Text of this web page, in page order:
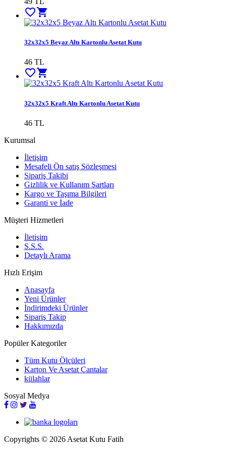
favorite_bordershopping_cart
32x32x5 Beyaz Altı Kartonlu Asetat Kutu
46 TL
favorite_bordershopping_cart
32x32x5 Kraft Altı Kartonlu Asetat Kutu
46 TL
Kurumsal
İletişim
Mesafeli Ön satış Sözleşmesi
Sipariş Takibi
Gizlilik ve Kullanım Şartları
Kargo ve Taşıma Bilgileri
Garanti ve İade
Müşteri Hizmetleri
İletişim
S.S.S.
Detaylı Arama
Hızlı Erişim
Anasayfa
Yeni Ürünler
İndirimdeki Ürünler
Sipariş Takip
Hakkımızda
Popüler Kategoriler
Tüm Kutu Ölçüleri
Karton Ve Asetat Çantalar
külahlar
Sosyal Medya
Copyrights © 2026 Asetat Kutu Fatih